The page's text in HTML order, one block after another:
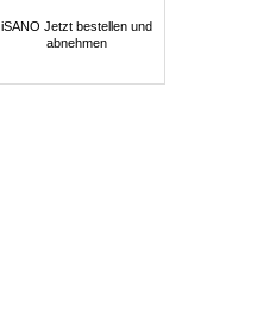
iSANO Jetzt bestellen und
abnehmen